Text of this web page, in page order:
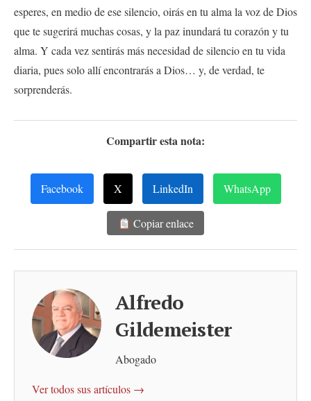
esperes, en medio de ese silencio, oirás en tu alma la voz de Dios
que te sugerirá muchas cosas, y la paz inundará tu corazón y tu
alma. Y cada vez sentirás más necesidad de silencio en tu vida
diaria, pues solo allí encontrarás a Dios… y, de verdad, te
sorprenderás.
Compartir esta nota:
Facebook X LinkedIn WhatsApp
Copiar enlace
Alfredo
Gildemeister
Abogado
Ver todos sus artículos →